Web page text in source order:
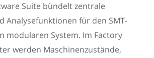
Suite bündelt zentrale
Analysefunktionen für den SMT-
modularen System. Im Factory
werden Maschinenzustände,